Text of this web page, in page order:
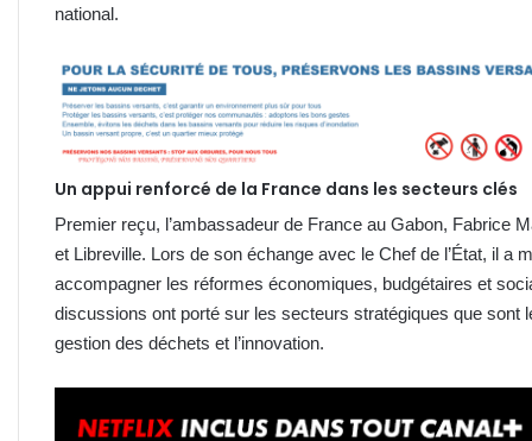
national.
Un appui renforcé de la France dans les secteurs clés
Premier reçu, l’ambassadeur de France au Gabon, Fabrice
et Libreville. Lors de son échange avec le Chef de l’État, il a
accompagner les réformes économiques, budgétaires et
discussions ont porté sur les secteurs stratégiques que sont
gestion des déchets et l’innovation.